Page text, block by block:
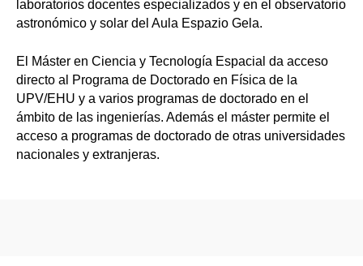
laboratorios docentes especializados y en el observatorio
astronómico y solar del Aula Espazio Gela.
El Máster en Ciencia y Tecnología Espacial da acceso
directo al Programa de Doctorado en Física de la
UPV/EHU y a varios programas de doctorado en el
ámbito de las ingenierías. Además el máster permite el
acceso a programas de doctorado de otras universidades
nacionales y extranjeras.